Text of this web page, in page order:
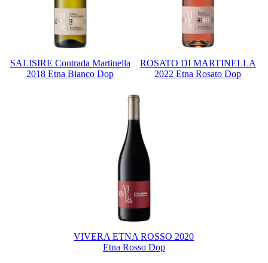
SALISIRE Contrada Martinella
2018 Etna Bianco Dop
ROSATO DI MARTINELLA
2022 Etna Rosato Dop
VIVERA ETNA ROSSO 2020
Etna Rosso Dop